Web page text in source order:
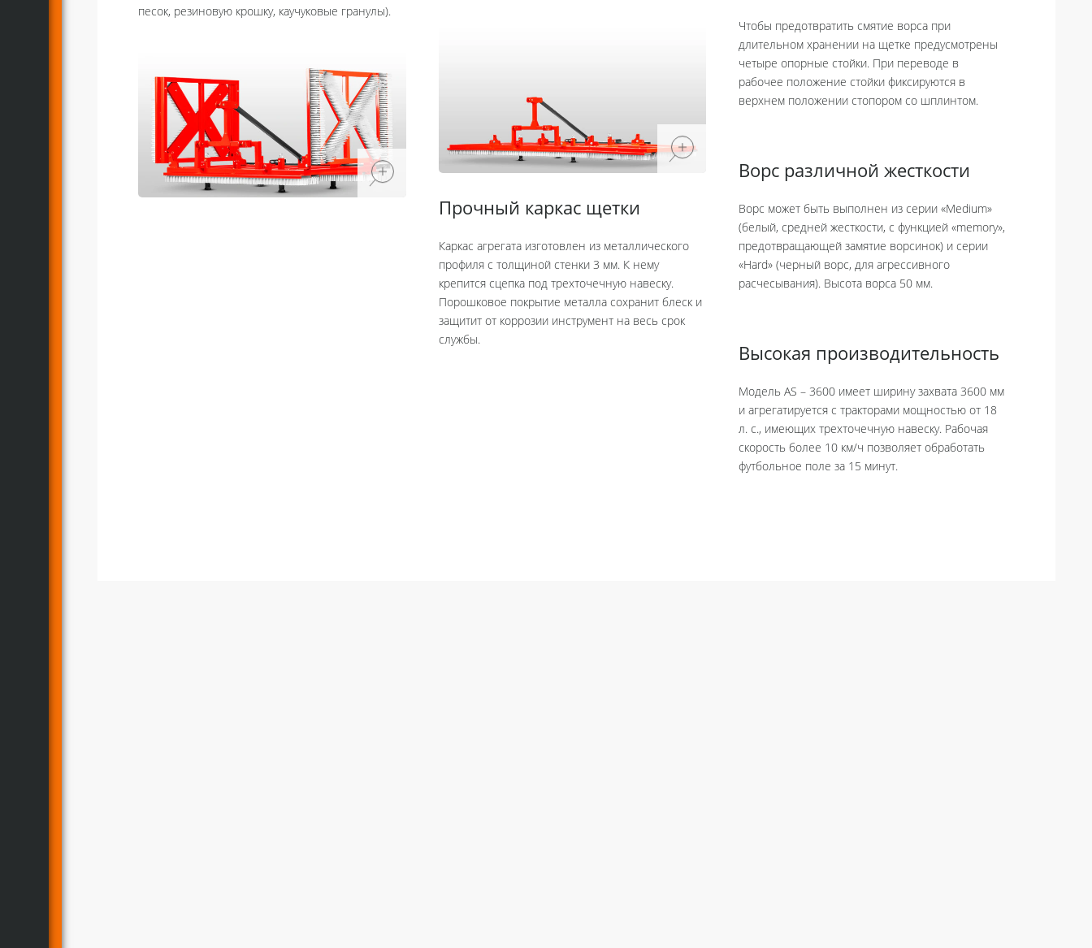
песок, резиновую крошку, каучуковые гранулы).
Прочный каркас щетки
Каркас агрегата изготовлен из металлического
профиля с толщиной стенки 3 мм. К нему
крепится сцепка под трехточечную навеску.
Порошковое покрытие металла сохранит блеск и
защитит от коррозии инструмент на весь срок
службы.
Чтобы предотвратить смятие ворса при
длительном хранении на щетке предусмотрены
четыре опорные стойки. При переводе в
рабочее положение стойки фиксируются в
верхнем положении стопором со шплинтом.
Ворс различной жесткости
Ворс может быть выполнен из серии «Medium»
(белый, средней жесткости, с функцией «memory»,
предотвращающей замятие ворсинок) и серии
«Hard» (черный ворс, для агрессивного
расчесывания). Высота ворса 50 мм.
Высокая производительность
Модель AS – 3600 имеет ширину захвата 3600 мм
и агрегатируется с тракторами мощностью от 18
л. с., имеющих трехточечную навеску. Рабочая
скорость более 10 км/ч позволяет обработать
футбольное поле за 15 минут.